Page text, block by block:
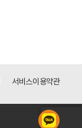
서비스이용약관